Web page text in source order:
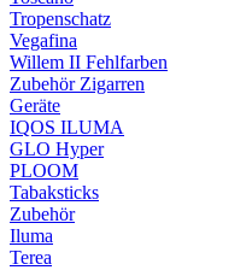
Tropenschatz
Vegafina
Willem II Fehlfarben
Zubehör Zigarren
Geräte
IQOS ILUMA
GLO Hyper
PLOOM
Tabaksticks
Zubehör
Iluma
Terea